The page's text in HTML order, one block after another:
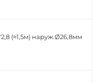
(≈1,5м) наруж.Ø26,8мм